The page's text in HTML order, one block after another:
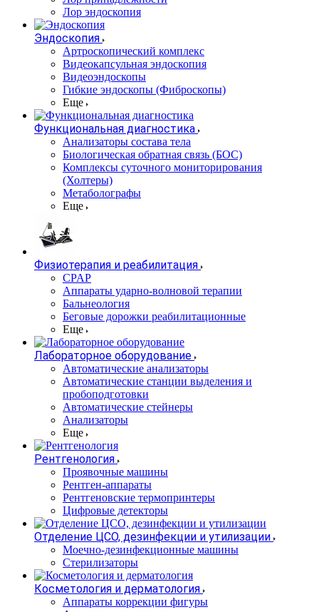
Лор эндоскопия
Эндоскопия
Артроскопический комплекс
Видеокапсульная эндоскопия
Видеоэндоскопы
Гибкие эндоскопы (Фиброcкопы)
Еще
Функциональная диагностика
Анализаторы состава тела
Биологическая обратная связь (БОС)
Комплексы суточного мониторирования
(Холтеры)
Метаболографы
Еще
Физиотерапия и реабилитация
CPAP
Аппараты ударно-волновой терапии
Бальнеология
Беговые дорожки реабилитационные
Еще
Лабораторное оборудование
Автоматические анализаторы
Автоматические станции выделения и
пробоподготовки
Автоматические стейнеры
Анализаторы
Еще
Рентгенология
Проявочные машины
Рентген-аппараты
Рентгеновские термопринтеры
Цифровые детекторы
Отделение ЦСО, дезинфекции и утилизации
Моечно-дезинфекционные машины
Стерилизаторы
Косметология и дерматология
Аппараты коррекции фигуры